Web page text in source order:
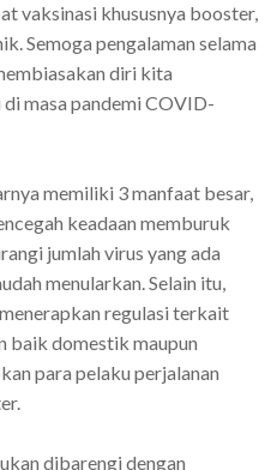
vaksinasi khususnya booster,
Semoga pengalaman selama
diri kita
masa pandemi COVID-
memiliki 3 manfaat besar,
keadaan memburuk
jumlah virus yang ada
menularkan. Selain itu,
regulasi terkait
baik domestik maupun
para pelaku perjalanan
dibarengi dengan